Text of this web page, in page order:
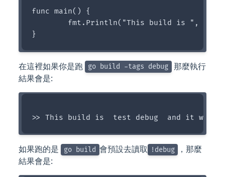
func main() {
在這裡如果你是跑 go build -tags debug 那麼執行
結果會是:
如果跑的是 go build 會預設去讀取 !debug
，那麼
結果會是: